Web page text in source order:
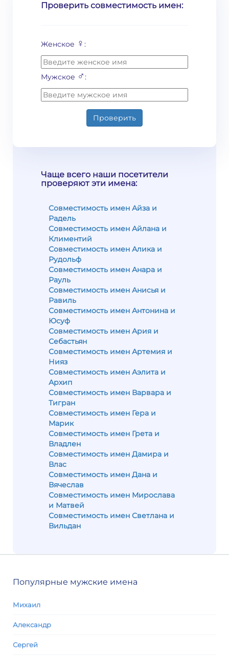
Проверить совместимость имен:
Женское ♀ :
Мужское ♂:
Проверить
Чаще всего наши посетители
проверяют эти имена:
Совместимость имен Айза и
Радель
Совместимость имен Айлана и
Климентий
Совместимость имен Алика и
Рудольф
Совместимость имен Анара и
Рауль
Совместимость имен Анисья и
Равиль
Совместимость имен Антонина и
Юсуф
Совместимость имен Ария и
Себастьян
Совместимость имен Артемия и
Нияз
Совместимость имен Аэлита и
Архип
Совместимость имен Варвара и
Тигран
Совместимость имен Гера и
Марик
Совместимость имен Грета и
Владлен
Совместимость имен Дамира и
Влас
Совместимость имен Дана и
Вячеслав
Совместимость имен Мирослава
и Матвей
Совместимость имен Светлана и
Вильдан
Популярные мужские имена
Михаил
Александр
Сергей